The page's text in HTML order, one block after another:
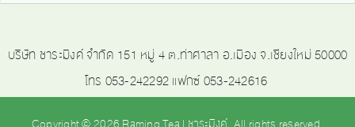
บริษัท ชาระมิงค์ จำกัด 151 หมู่ 4 ต.ท่าศาลา อ.เมือง จ.เชียงใหม่ 50000
โทร 053-242292 แฟกซ์ 053-242616